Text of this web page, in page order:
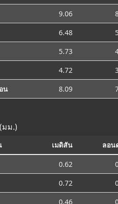
9.06
6.48
5.73
4.72
น
8.09
มม.)
เมดิสัน ลอน
0.62
0.72
0.46